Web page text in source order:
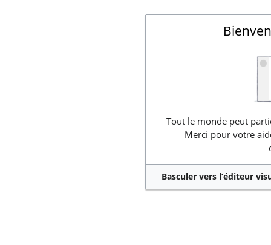
Tout le monde peut
Merci pour votre
Basculer vers l’éditeur